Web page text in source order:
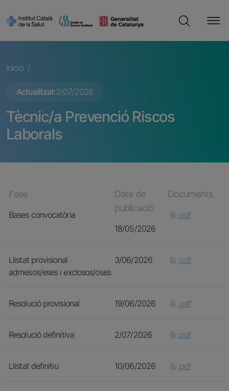
Cerca
Ruta de navegación
Inicio
Actualitzat 2/07/2026
Tècnic/a Prevenció Riscos
Laborals
Fase
Bases convocatòria
Data de
publicació
18/05/2026
Documents
.pdf
Llistat provisional
admesos/eses i exclosos/oses
3/06/2026 .pdf
Resolució provisional 19/06/2026 .pdf
Resolució definitiva 2/07/2026 .pdf
Llistat definitiu 10/06/2026 .pdf